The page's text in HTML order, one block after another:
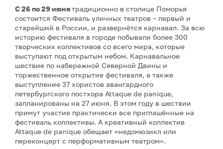
С 26 по 29 июнятрадиционно в столице Поморья
состоится Фестиваль уличных театров – первый и
старейший в России, и развернётся карнавал. За всю
историю фестиваля в городе побывали более 300
творческих коллективов со всего мира, которые
выступают под открытым небом. Карнавальное
шествие по набережной Северной Двины и
торжественное открытие фестиваля, а также
выступление 37 хористов авангардного
петербургского постхора Attaque de panique,
запланированы на 27 июня. В этом году в шествии
примут участие практически все приглашённые на
фестиваль коллективы. А креативный коллектив
Attaque de panique обещает «недомюзикл или
переконцерт с перформативным театром».